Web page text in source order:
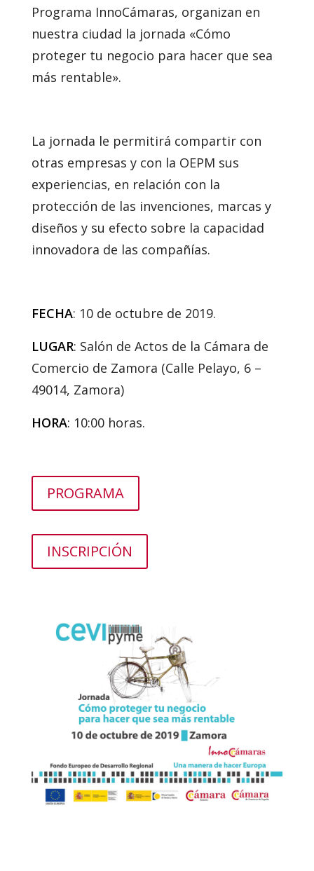
Programa InnoCámaras, organizan en
nuestra ciudad la jornada «Cómo
proteger tu negocio para hacer que sea
más rentable».
La jornada le permitirá compartir con
otras empresas y con la OEPM sus
experiencias, en relación con la
protección de las invenciones, marcas y
diseños y su efecto sobre la capacidad
innovadora de las compañías.
FECHA: 10 de octubre de 2019.
LUGAR: Salón de Actos de la Cámara de
Comercio de Zamora (Calle Pelayo, 6 –
49014, Zamora)
HORA: 10:00 horas.
PROGRAMA
INSCRIPCIÓN